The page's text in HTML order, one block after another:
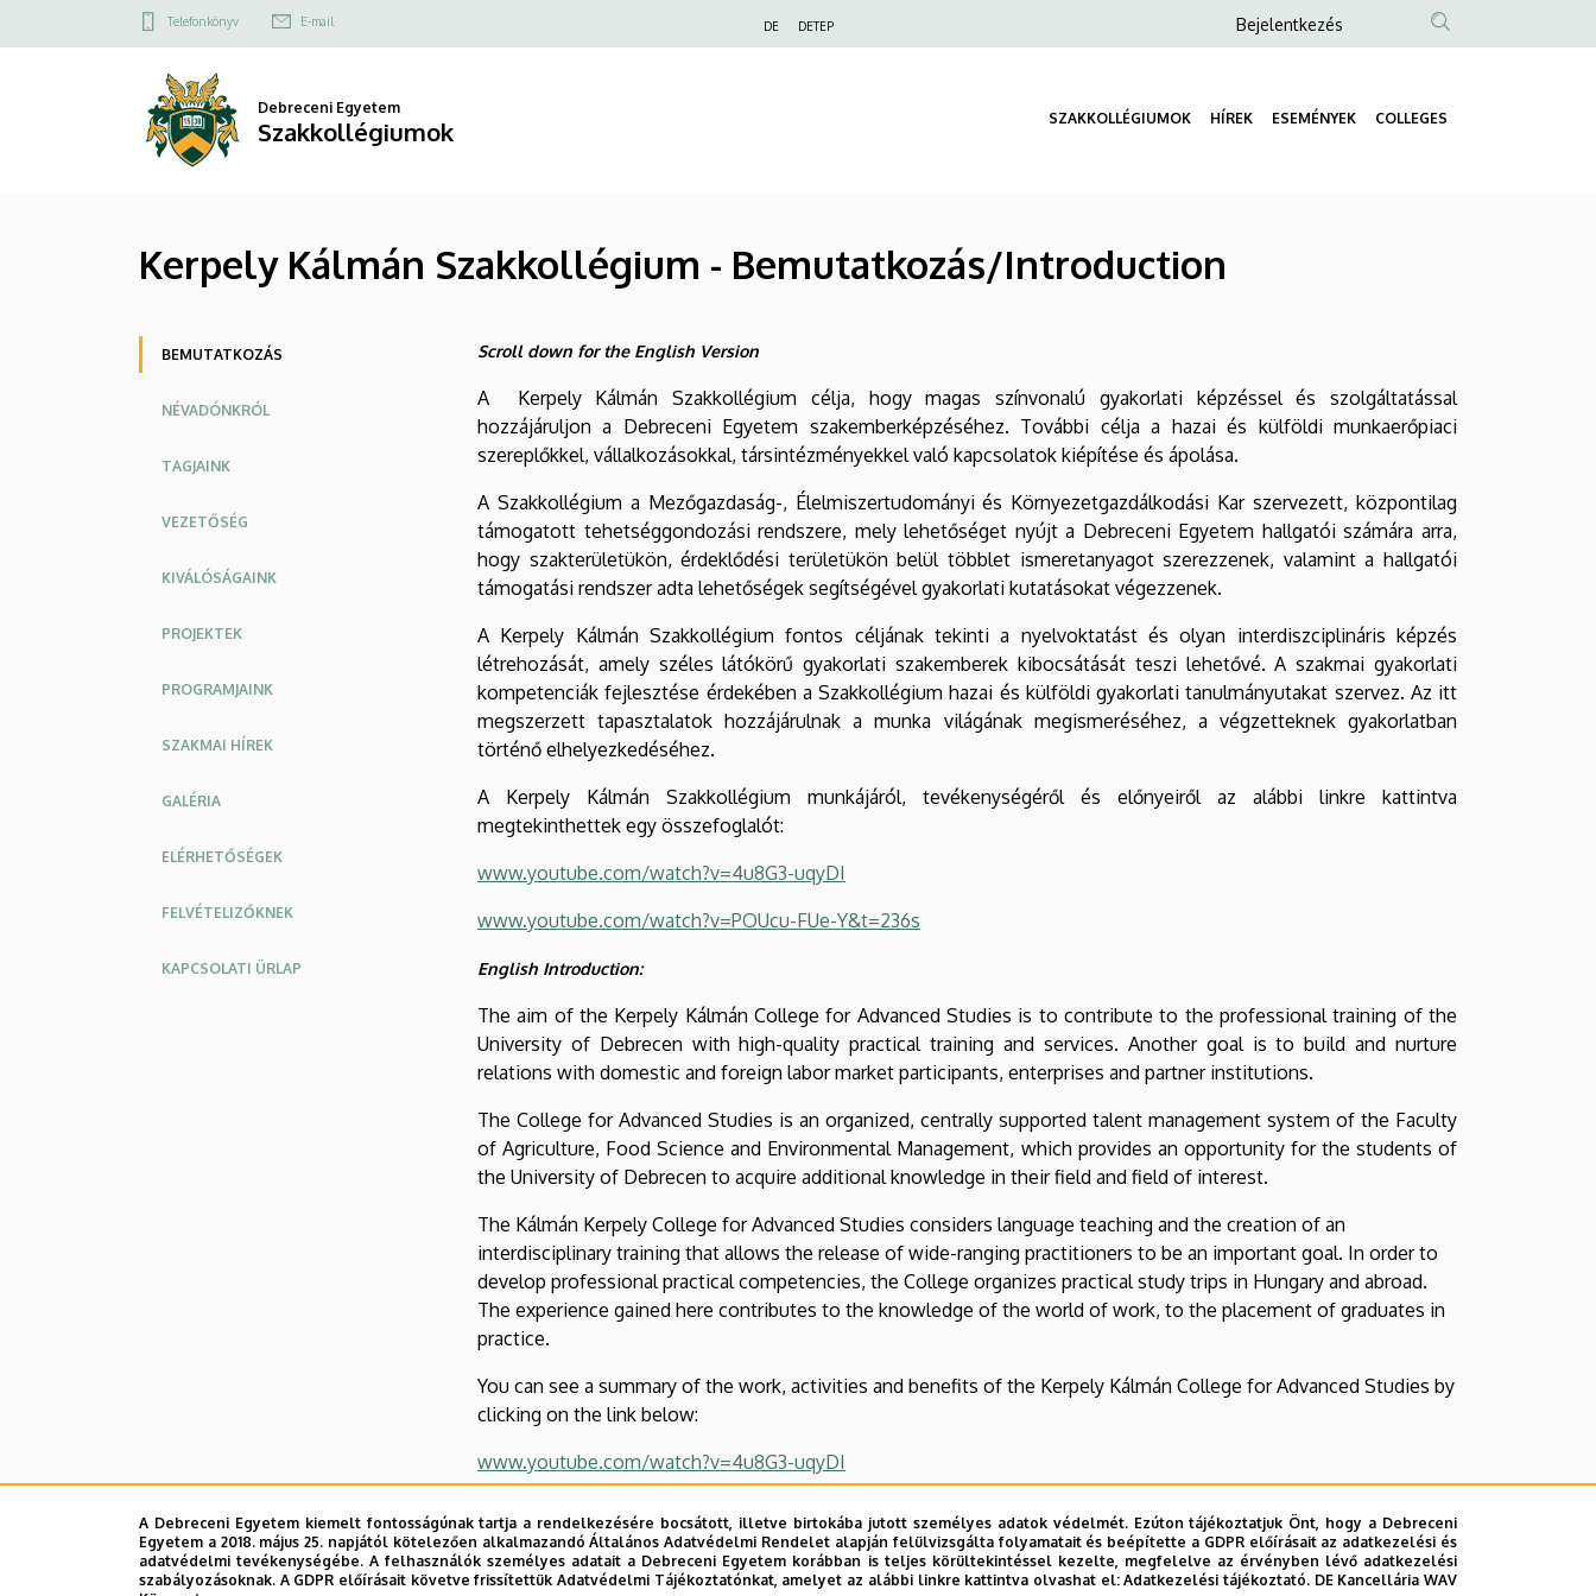
Szakkollégium
a
Felső
menü
Telefonkönyv E-mail DE DETEP
Anonim
menüje
Bejelentkezés
Debreceni Egyetem
Szakkollégiumok SZAKKOLLÉGIUMOK HÍREK ESEMÉNYEK COLLEGES
Kerpely Kálmán Szakkollégium - Bemutatkozás/Introduction
Oldalmenü
BEMUTATKOZÁS
NÉVADÓNKRÓL
TAGJAINK
VEZETŐSÉG
KIVÁLÓSÁGAINK
PROJEKTEK
PROGRAMJAINK
SZAKMAI HÍREK
GALÉRIA
ELÉRHETŐSÉGEK
FELVÉTELIZŐKNEK
KAPCSOLATI ÜRLAP
Scroll down for the English Version
A KerpelyKálmán Szakkollégium célja, hogy magas színvonalú gyakorlati képzéssel és szolgáltatással
hozzájáruljon a Debreceni Egyetem szakemberképzéséhez. További célja a hazai és külföldi munkaerőpiaci
szereplőkkel, vállalkozásokkal, társintézményekkel való kapcsolatok kiépítése és ápolása.
A Szakkollégium a Mezőgazdaság-, Élelmiszertudományi és Környezetgazdálkodási Kar szervezett, központilag
támogatott tehetséggondozási rendszere, mely lehetőséget nyújt a Debreceni Egyetem hallgatói számára arra,
hogy szakterületükön, érdeklődési területükön belül többlet ismeretanyagot szerezzenek, valamint a hallgatói
támogatási rendszer adta lehetőségek segítségével gyakorlati kutatásokat végezzenek.
A Kerpely Kálmán Szakkollégium fontos céljának tekinti a nyelvoktatást és olyan interdiszciplináris képzés
létrehozását, amely széles látókörű gyakorlati szakemberek kibocsátását teszi lehetővé. A szakmai gyakorlati
kompetenciák fejlesztése érdekében a Szakkollégium hazai és külföldi gyakorlati tanulmányutakat szervez. Az itt
megszerzett tapasztalatok hozzájárulnak a munka világának megismeréséhez, a végzetteknek gyakorlatban
történő elhelyezkedéséhez.
A Kerpely Kálmán Szakkollégium munkájáról, tevékenységéről és előnyeiről az alábbi linkre kattintva
megtekinthettek egy összefoglalót:
www.youtube.com/watch?v=4u8G3-uqyDI
www.youtube.com/watch?v=POUcu-FUe-Y&t=236s
English Introduction:
The aim of the Kerpely Kálmán College for Advanced Studies is to contribute to the professional training of the
University of Debrecen with high-quality practical training and services. Another goal is to build and nurture
relations with domestic and foreign labor market participants, enterprises and partner institutions.
The College for Advanced Studies is an organized, centrally supported talent management system of the Faculty
of Agriculture, Food Science and Environmental Management, which provides an opportunity for the students of
the University of Debrecen to acquire additional knowledge in their field and field of interest.
The Kálmán Kerpely College for Advanced Studies considers language teaching and the creation of an
interdisciplinary training that allows the release of wide-ranging practitioners to be an important goal. In order to
develop professional practical competencies, the College organizes practical study trips in Hungary and abroad.
The experience gained here contributes to the knowledge of the world of work, to the placement of graduates in
practice.
You can see a summary of the work, activities and benefits of the Kerpely Kálmán College for Advanced Studies by
clicking on the link below:
www.youtube.com/watch?v=4u8G3-uqyDI
A Debreceni Egyetem kiemelt fontosságúnak tartja a rendelkezésére bocsátott, illetve birtokába jutott személyes adatok védelmét. Ezúton tájékoztatjuk Önt, hogy a Debreceni
Egyetem a 2018. május 25. napjától kötelezően alkalmazandó Általános Adatvédelmi Rendelet alapján felülvizsgálta folyamatait és beépítette a GDPR előírásait az adatkezelési és
adatvédelmi tevékenységébe. A felhasználók személyes adatait a Debreceni Egyetem korábban is teljes körültekintéssel kezelte, megfelelve az érvényben lévő adatkezelési
szabályozásoknak. A GDPR előírásait követve frissítettük Adatvédelmi Tájékoztatónkat, amelyet az alábbi linkre kattintva olvashat el:Adatkezelési tájékoztató. DE Kancellária WAV